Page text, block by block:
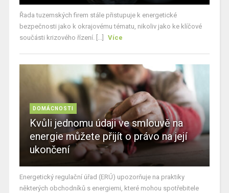
Řada tuzemských firem stále přistupuje k energetické
bezpečnosti jako k okrajovému tématu, nikoliv jako ke klíčové
součásti krizového řízení. [...]
Více
DOMÁCNOSTI
Kvůli jednomu údaji ve smlouvě na
energie můžete přijít o právo na její
ukončení
Energetický regulační úřad (ERÚ) upozorňuje na praktiky
některých obchodníků s energiemi, které mohou spotřebitele